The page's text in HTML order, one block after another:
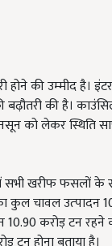
की उम्‍मीद है।
की है।
को लेकर स्थिति
सभी खरीफ फसलों
चावल उत्‍पादन
करोड़ टन